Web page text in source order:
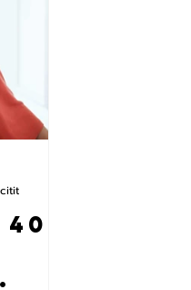
Loren Pickart GHK-CU